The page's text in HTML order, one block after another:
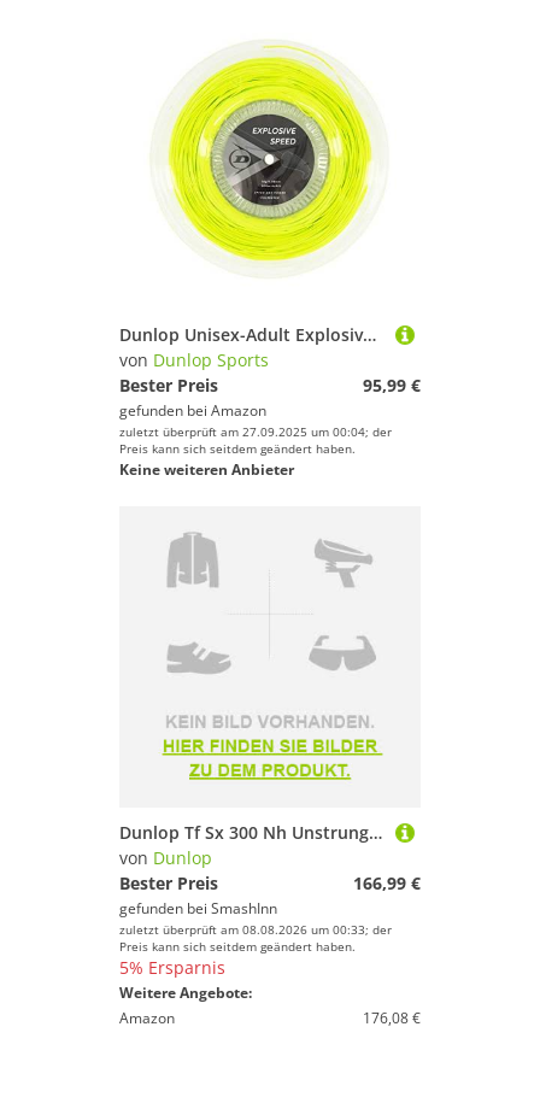
Dunlop Unisex-Adult Explosive Speed Tennis Racket String, Yellow, One Size
von Dunlop Sports
Bester Preis
95,99 €
gefunden bei Amazon
zuletzt überprüft am 27.09.2025 um 00:04; der
Preis kann sich seitdem geändert haben.
Keine weiteren Anbieter
Dunlop Tf Sx 300 Nh Unstrung Tennis Racket Silber 3
von Dunlop
Bester Preis
166,99 €
gefunden bei SmashInn
zuletzt überprüft am 08.08.2026 um 00:33; der
Preis kann sich seitdem geändert haben.
5% Ersparnis
Weitere Angebote:
Amazon
176,08 €